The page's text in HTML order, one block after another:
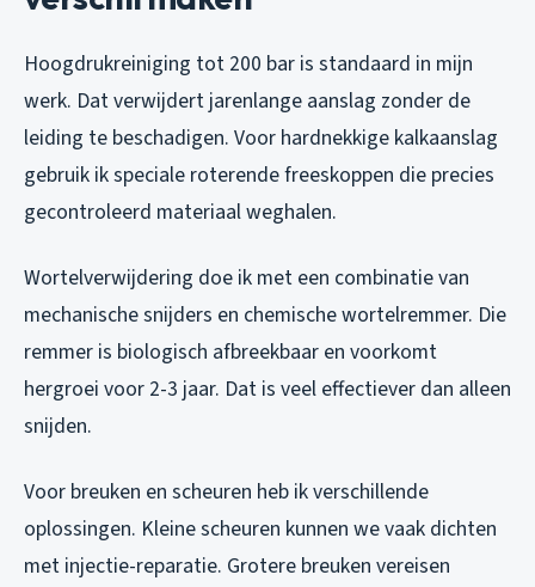
Hoogdrukreiniging tot 200 bar is standaard in mijn
werk. Dat verwijdert jarenlange aanslag zonder de
leiding te beschadigen. Voor hardnekkige kalkaanslag
gebruik ik speciale roterende freeskoppen die precies
gecontroleerd materiaal weghalen.
Wortelverwijdering doe ik met een combinatie van
mechanische snijders en chemische wortelremmer. Die
remmer is biologisch afbreekbaar en voorkomt
hergroei voor 2-3 jaar. Dat is veel effectiever dan alleen
snijden.
Voor breuken en scheuren heb ik verschillende
oplossingen. Kleine scheuren kunnen we vaak dichten
met injectie-reparatie. Grotere breuken vereisen